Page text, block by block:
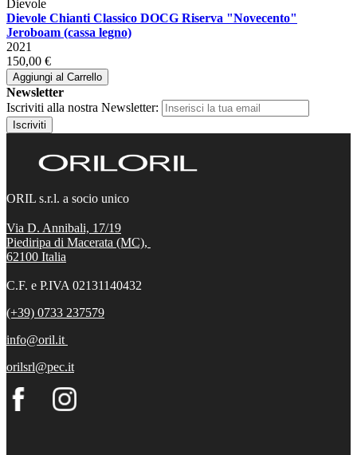
Dievole
Dievole Chianti Classico DOCG Riserva "Novecento"
Jeroboam (cassa legno)
2021
150,00 €
Aggiungi al Carrello
Newsletter
Iscriviti alla nostra Newsletter:
Iscriviti
ORIL s.r.l. a socio unico
Via D. Annibali, 17/19
Piediripa di Macerata (MC),
62100 Italia
C.F. e P.IVA 02131140432
(+39) 0733 237579
info@oril.it
orilsrl@pec.it